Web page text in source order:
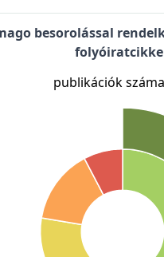
besorolással
publikációk